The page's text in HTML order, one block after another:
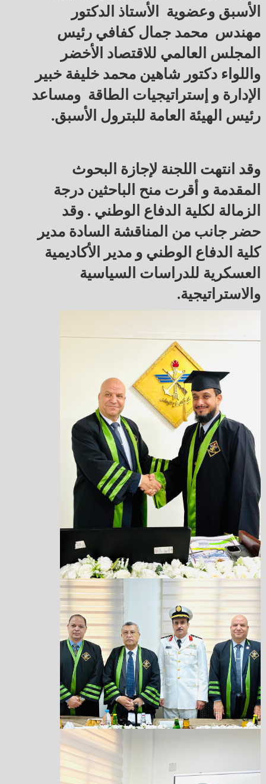
الأسبق وعضوية الأستاذ الدكتور
مهندس محمد جمال كفافي رئيس
المجلس العالمي للاقتصاد الأخضر
واللواء دكتور شاهين محمد خليفة خبير
الإدارة و إستراتيجيات الطاقة ومساعد
رئيس الهيئة العامة للبترول الأسبق.
وقد انتهت اللجنة لإجازة البحوث
المقدمة و أقرت منح الباحثين درجة
الزمالة لكلية الدفاع الوطني . وقد
حضر جانب من المناقشة السادة مدير
كلية الدفاع الوطني و مدير الأكاديمية
العسكرية للدراسات السياسية
والاستراتيجية.